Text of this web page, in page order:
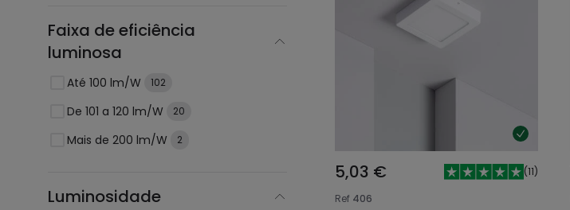
Faixa de eficiência
luminosa
Até 100 lm/W 102
De 101 a 120 lm/W 20
Mais de 200 lm/W 2
Luminosidade
5,03 € (11)
Ref 406